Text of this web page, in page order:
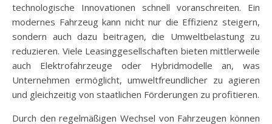
technologische Innovationen schnell voranschreiten. Ein
modernes Fahrzeug kann nicht nur die Effizienz steigern,
sondern auch dazu beitragen, die Umweltbelastung zu
reduzieren. Viele Leasinggesellschaften bieten mittlerweile
auch Elektrofahrzeuge oder Hybridmodelle an, was
Unternehmen ermöglicht, umweltfreundlicher zu agieren
und gleichzeitig von staatlichen Förderungen zu profitieren.
Durch den regelmäßigen Wechsel von Fahrzeugen können